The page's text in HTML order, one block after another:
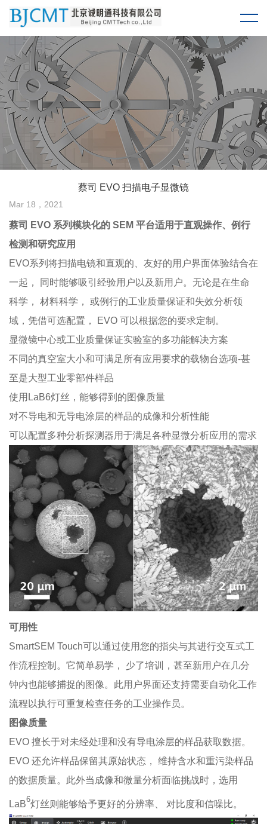
蔡司 EVO 扫描电子显微镜
Mar 18，2021
蔡司 EVO 系列模块化的 SEM 平台适用于直观操作、例行
检测和研究应用
EVO系列将扫描电镜和直观的、友好的用户界面体验结合在
一起， 同时能够吸引经验用户以及新用户。无论是在生命
科学， 材料科学， 或例行的工业质量保证和失效分析领
域，凭借可选配置，
EVO 可以根据您的要求定制。
显微镜中心或工业质量保证实验室的多功能解决方案
不同的真空室大小和可满足所有应用要求的载物台选项-甚
至是大型工业零部件样品
使用 LaB6灯丝，能够得到的图像质量
对不导电和无导电涂层的样品的成像和分析性能
可以配置多种分析探测器用于满足各种显微分析应用的需求
可用性
SmartSEM Touch可以通过使用您的指尖与其进行交互式工
作流程控制。它简单易学， 少了培训，甚至新用户在几分
钟内也能够捕捉的图像。此用户界面还支持需要自动化工作
流程以执行可重复检查任务的工业操作员。
图像质量
EVO 擅长于对未经处理和没有导电涂层的样品获取数据。
EVO 还允许样品保留其原始状态， 维持含水和重污染样品
的数据质量。此外当成像和微量分析面临挑战时，选用
LaB6灯丝则能够给予更好的分辨率、 对比度和信噪比。